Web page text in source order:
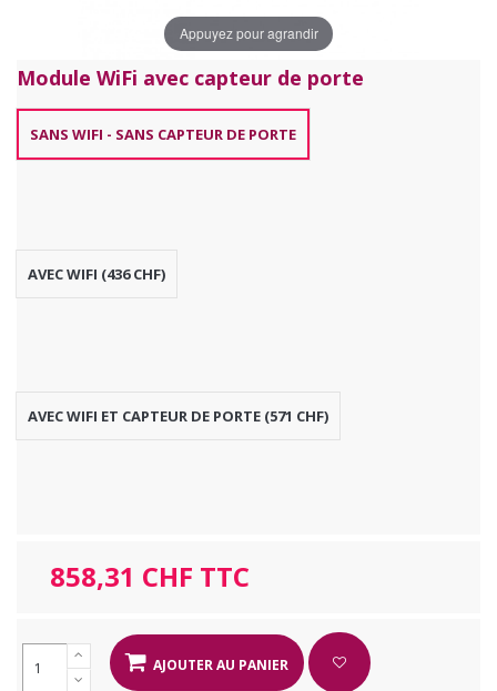
Appuyez pour agrandir
Module WiFi avec capteur de porte
SANS WIFI - SANS CAPTEUR DE PORTE
AVEC WIFI (436 CHF)
AVEC WIFI ET CAPTEUR DE PORTE (571 CHF)
858,31 CHF TTC
AJOUTER AU PANIER